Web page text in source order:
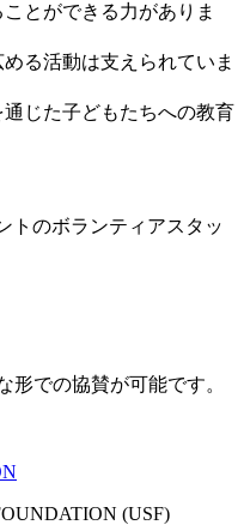
とができる力がありま
る活動は支えられていま
じた子どもたちへの教育
トのボランティアスタッ
形での協賛が可能です。
(USF)